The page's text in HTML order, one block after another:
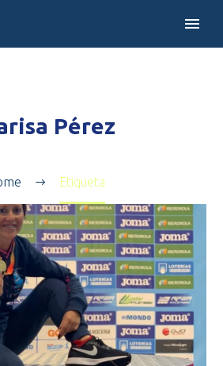
Pérez
Etiqueta